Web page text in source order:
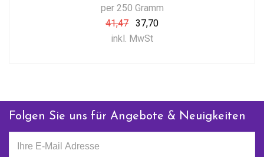
per 250 Gramm
41,47
37,70
inkl. MwSt
Folgen Sie uns für Angebote & Neuigkeiten